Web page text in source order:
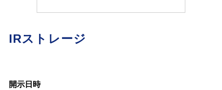
IRストレージ
開示日時